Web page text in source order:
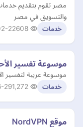
مصر تقوم بتقديم خدمات
والتسويق في مصر
خدمات 22
موسوعة تفسير
موسوعة عربية لتفسير
خدمات 29
موقع NordVPN